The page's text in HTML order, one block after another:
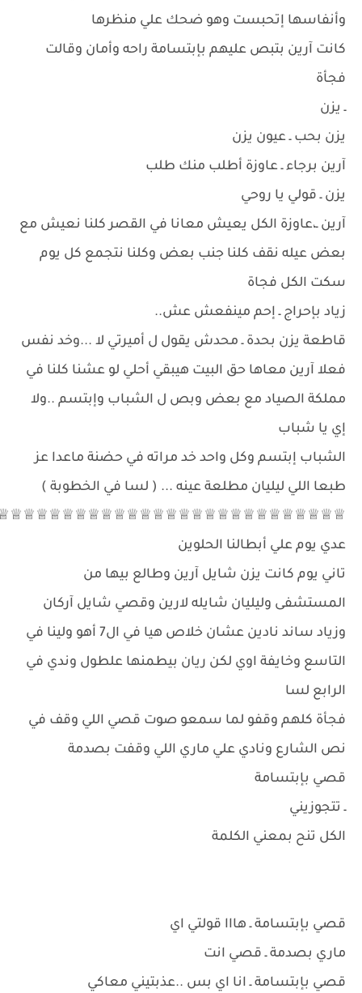
وأنفاسها إتحبست وهو ضحك علي منظرها
كانت آرين بتبص عليهم بإبتسامة راحه وأمان وقالت
فجأة
ـ يزن
يزن بحب ـ عيون يزن
آرين برجاء ـ عاوزة أطلب منك طلب
يزن ـ قولي يا روحي
آرين ـ،عاوزة الكل يعيش معانا في القصر كلنا نعيش مع
بعض عيله نقف كلنا جنب بعض وكلنا نتجمع كل يوم
سكت الكل فجاة
زياد بإحراج ـ إحم مينفعش عش..
قاطعة يزن بحدة ـ محدش يقول ل أميرتي لا ...وخد نفس
فعلا آرين معاها حق البيت هيبقي أحلي لو عشنا كلنا في
مملكة الصياد مع بعض وبص ل الشباب وإبتسم ..ولا
إي يا شباب
الشباب إبتسم وكل واحد خد مراته في حضنة ماعدا عز
طبعا اللي ليليان مطلعة عينه ... ( لسا في الخطوبة )
♕♕♕♕♕♕♕♕♕♕♕♕♕♕♕♕♕♕♕♕♕♕♕♕♕♕♕
عدي يوم علي أبطالنا الحلوين
تاني يوم كانت يزن شايل آرين وطالع بيها من
المستشفى وليليان شايله لارين وقصي شايل آركان
وزياد ساند نادين عشان خلاص هيا في ال7 أهو ولينا في
التاسع وخايفة اوي لكن ريان بيطمنها علطول وندي في
الرابع لسا
فجأة كلهم وقفو لما سمعو صوت قصي اللي وقف في
نص الشارع ونادي علي ماري اللي وقفت بصدمة
قصي بإبتسامة
ـ تتجوزيني
الكل تنح بمعني الكلمة
قصي بإبتسامة ـ هااا قولتي اي
ماري بصدمة ـ قصي انت
قصي بإبتسامة ـ انا اي بس ..عذبتيني معاكي